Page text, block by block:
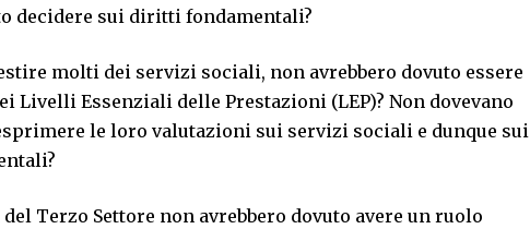
decidere sui diritti fondamentali?
molti dei servizi sociali, non avrebbero dovuto essere
Livelli Essenziali delle Prestazioni (LEP)? Non dovevano
le loro valutazioni sui servizi sociali e dunque sui
Terzo Settore non avrebbero dovuto avere un ruolo